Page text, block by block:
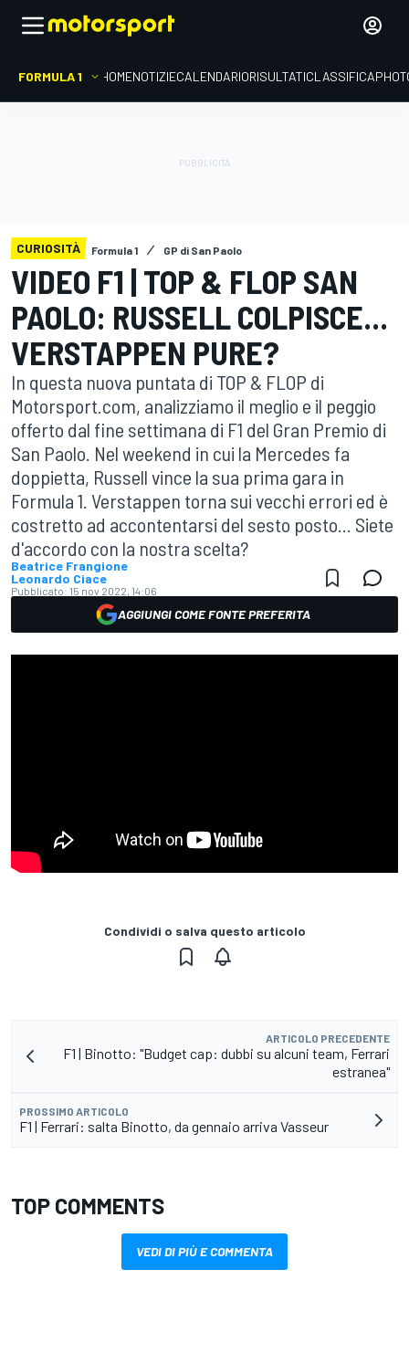
FORMULA 1 HOMENOTIZIECALENDARIORISULTATICLASSIFICA
CURIOSITÀ Formula 1 GP di San Paolo
VIDEO F1 | TOP & FLOP SAN
PAOLO: RUSSELL COLPISCE...
VERSTAPPEN PURE?
In questa nuova puntata di TOP & FLOP di
Motorsport.com, analizziamo il meglio e il peggio
offerto dal fine settimana di F1 del Gran Premio di
San Paolo. Nel weekend in cui la Mercedes fa
doppietta, Russell vince la sua prima gara in
Formula 1. Verstappen torna sui vecchi errori ed è
costretto ad accontentarsi del sesto posto... Siete
d'accordo con la nostra scelta?
Beatrice Frangione
Leonardo Ciace
Pubblicato: 15 nov 2022, 14:06
AGGIUNGI COME FONTE PREFERITA
Condividi o salva questo articolo
ARTICOLO PRECEDENTE
F1 | Binotto: "Budget cap: dubbi su alcuni team, Ferrari
estranea"
PROSSIMO ARTICOLO
F1 | Ferrari: salta Binotto, da gennaio arriva Vasseur
TOP COMMENTS
VEDI DI PIÙ E COMMENTA